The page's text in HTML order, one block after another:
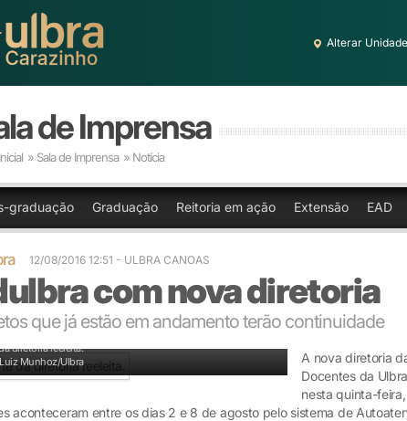
Alterar Unidade
de Imprensa
» Sala de Imprensa » Notícia
graduação Graduação Reitoria em ação Extensão EAD
12/08/2016 12:51 - ULBRA CANOAS
com nova diretoria
que já estão em andamento terão continuidade
diretoria reeleita.
Munhoz/Ulbra
A nova diretoria
Docentes da
nesta quinta-
aconteceram entre os dias 2 e 8 de agosto pelo sistema de